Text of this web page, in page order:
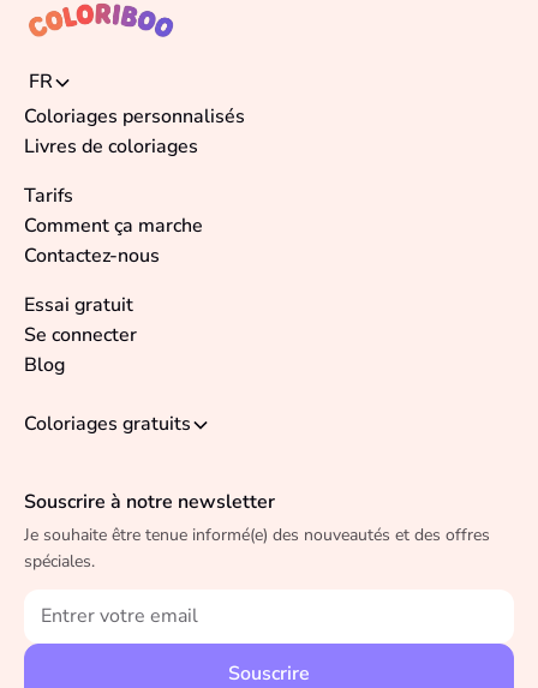
FR
Coloriages personnalisés
Livres de coloriages
Tarifs
Comment ça marche
Contactez-nous
Essai gratuit
Se connecter
Blog
Souscrire à notre newsletter
Je souhaite être tenue informé(e) des nouveautés et des offres
spéciales.
Coloriages gratuits